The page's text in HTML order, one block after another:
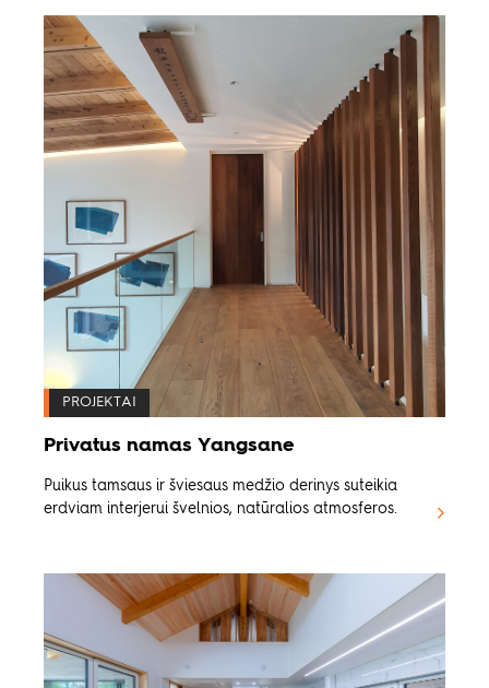
PROJEKTAI
Privatus namas Yangsane
Puikus tamsaus ir šviesaus medžio derinys suteikia
erdviam interjerui švelnios, natūralios atmosferos.